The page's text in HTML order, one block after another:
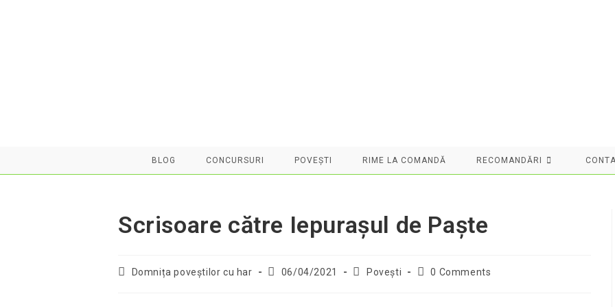
BLOG CONCURSURI POVEȘTI RIME LA COMANDĂ RECOMANDĂRI
Scrisoare către Iepurașul de Paște
PostDomnița poveştilor cu har
Post06/04/2021
PostPovești
Post0 Comments